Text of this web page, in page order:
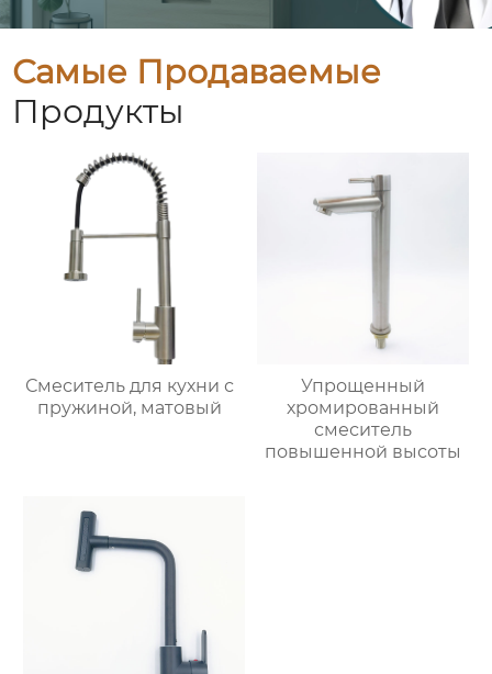
Самые Продаваемые
Продукты
Смеситель для кухни с
пружиной, матовый
Упрощенный
хромированный
смеситель
повышенной высоты